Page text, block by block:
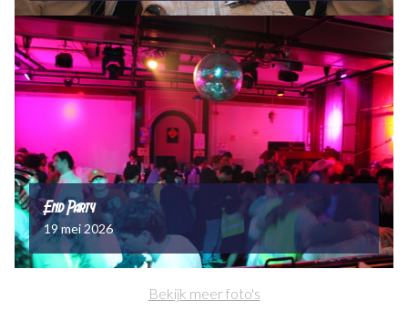
End Party
19 mei 2026
Bekijk meer foto's